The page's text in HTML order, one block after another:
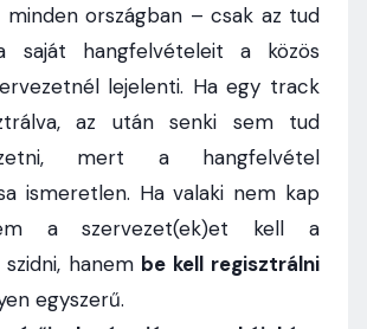
országban – csak az tud
saját hangfelvételeit a közös
lejelenti. Ha egy track
az után senki sem tud
mert a hangfelvétel
ismeretlen. Ha valaki nem kap
a szervezet(ek)et kell a
hanem be kell regisztrálni
egyszerű.